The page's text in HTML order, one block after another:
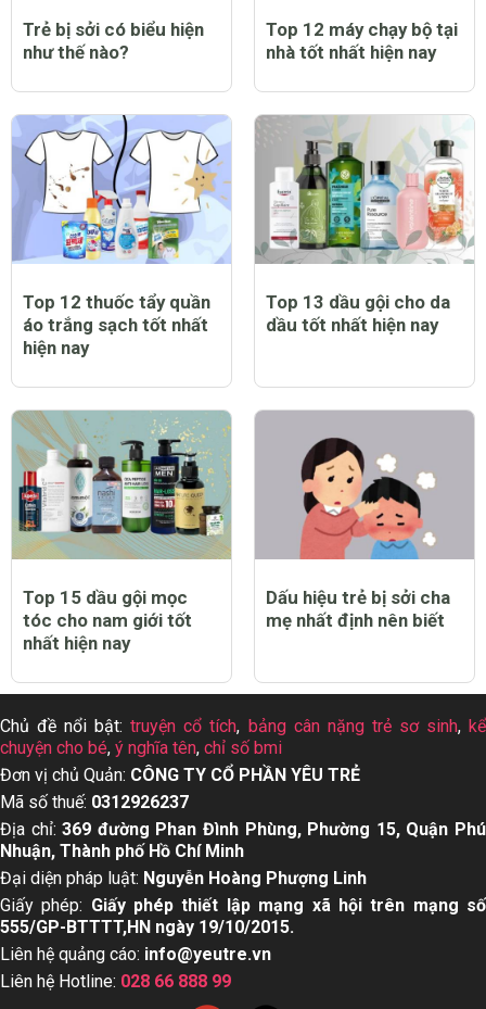
Trẻ bị sởi có biểu hiện
như thế nào?
Top 12 máy chạy bộ tại
nhà tốt nhất hiện nay
Top 12 thuốc tẩy quần
áo trắng sạch tốt nhất
hiện nay
Top 13 dầu gội cho da
dầu tốt nhất hiện nay
Top 15 dầu gội mọc
tóc cho nam giới tốt
nhất hiện nay
Dấu hiệu trẻ bị sởi cha
mẹ nhất định nên biết
Chủ đề nổi bật:truyện cổ tích, bảng cân nặng trẻ sơ sinh, kể
chuyện cho bé, ý nghĩa tên, chỉ số bmi
Đơn vị chủ Quản: CÔNG TY CỔ PHẦN YÊU TRẺ
Mã số thuế: 0312926237
Địa chỉ:369 đường Phan Đình Phùng, Phường 15, Quận Phú
Nhuận, Thành phố Hồ Chí Minh
Đại diện pháp luật: Nguyễn Hoàng Phượng Linh
Giấy phép: Giấy phép thiết lập mạng xã hội trên mạng số
555/GP-BTTTT,HN ngày 19/10/2015.
Liên hệ quảng cáo: info@yeutre.vn
Liên hệ Hotline: 028 66 888 99